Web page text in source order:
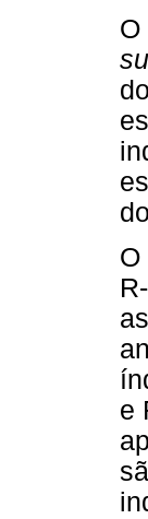
O
O
e